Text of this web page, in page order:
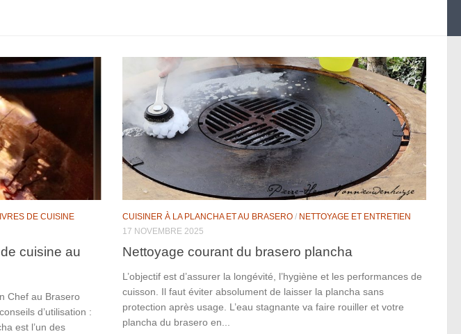
DE CUISINE
cuisine au
Chef au Brasero
d’utilisation :
est l’un des
CUISINER À LA PLANCHA ET AU BRASERO / NETTOYAGE ET ENTRETIEN
17 NOVEMBRE 2025
Nettoyage courant du brasero plancha
L’objectif est d’assurer la longévité, l’hygiène et les performances de
cuisson. Il faut éviter absolument de laisser la plancha sans
protection après usage. L’eau stagnante va faire rouiller et votre
plancha du brasero en...